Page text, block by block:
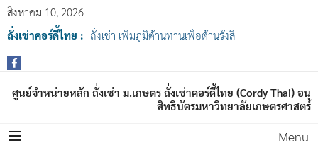
สิงหาคม 10, 2026
ถั่งเช่าคอร์ดี้ไทย : ถั่งเช่า เพิ่มภูมิต้านทานเพื่อต้านรังสี
ศูนย์จำหน่ายหลัก ถั่งเช่า ม.เกษตร ถั่งเช่าคอร์ดี้ไทย (Cordy Thai) อนุ
สิทธิบัตรมหาวิทยาลัยเกษตรศาสตร์
Menu